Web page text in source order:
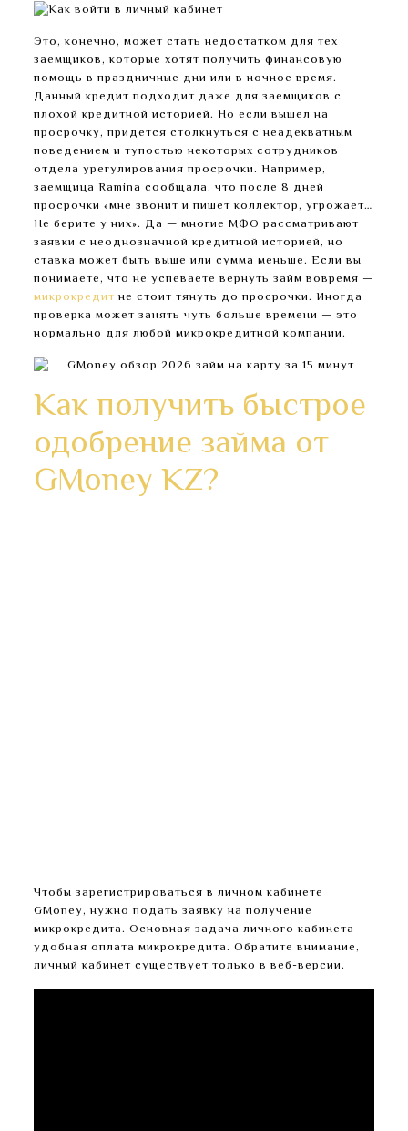
Это, конечно, может стать недостатком для тех
заемщиков, которые хотят получить финансовую
помощь в праздничные дни или в ночное время.
Данный кредит подходит даже для заемщиков с
плохой кредитной историей. Но если вышел на
просрочку, придется столкнуться с неадекватным
поведением и тупостью некоторых сотрудников
отдела урегулирования просрочки. Например,
заемщица Ramina сообщала, что после 8 дней
просрочки «мне звонит и пишет коллектор, угрожает…
Не берите у них». Да — многие МФО рассматривают
заявки с неоднозначной кредитной историей, но
ставка может быть выше или сумма меньше. Если вы
понимаете, что не успеваете вернуть займ вовремя —
микрокредит не стоит тянуть до просрочки. Иногда
проверка может занять чуть больше времени — это
нормально для любой микрокредитной компании.
Как получить быстрое
одобрение займа от
GMoney KZ?
Чтобы зарегистрироваться в личном кабинете
GMoney, нужно подать заявку на получение
микрокредита. Основная задача личного кабинета —
удобная оплата микрокредита. Обратите внимание,
личный кабинет существует только в веб-версии.